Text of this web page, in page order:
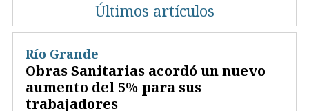
Últimos artículos
Obras Sanitarias acordó un nuevo
aumento del 5% para sus
trabajadores
Río Grande